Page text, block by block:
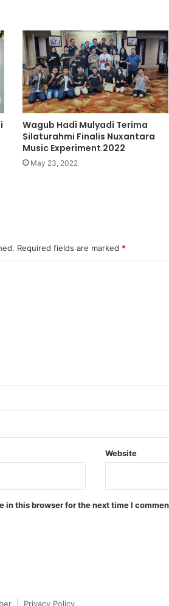
Wagub Hadi Mulyadi Terima
Silaturahmi Finalis Nuxantara
Music Experiment 2022
May 23, 2022
Required fields are marked *
Website
in this browser for the next time I
Privacy Policy